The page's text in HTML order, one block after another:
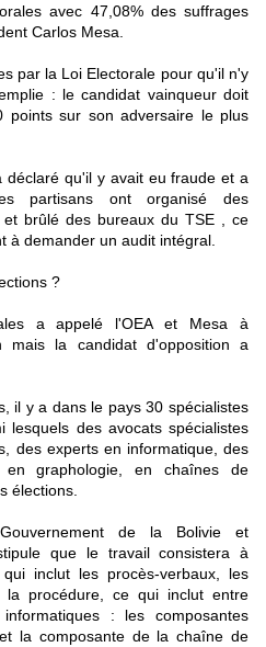
avec 47,08% des suffrages
Carlos Mesa.
par la Loi Electorale pour qu'il n'y
: le candidat vainqueur doit
sur son adversaire le plus
déclaré qu'il y avait eu fraude et a
partisans ont organisé des
brûlé des bureaux du TSE , ce
à demander un audit intégral.
?
a appelé l'OEA et Mesa à
mais la candidat d'opposition a
il y a dans le pays 30 spécialistes
lesquels des avocats spécialistes
des experts en informatique, des
en graphologie, en chaînes de
élections.
de la Bolivie et
que le travail consistera à
inclut les procès-verbaux, les
procédure, ce qui inclut entre
: les composantes
la composante de la chaîne de